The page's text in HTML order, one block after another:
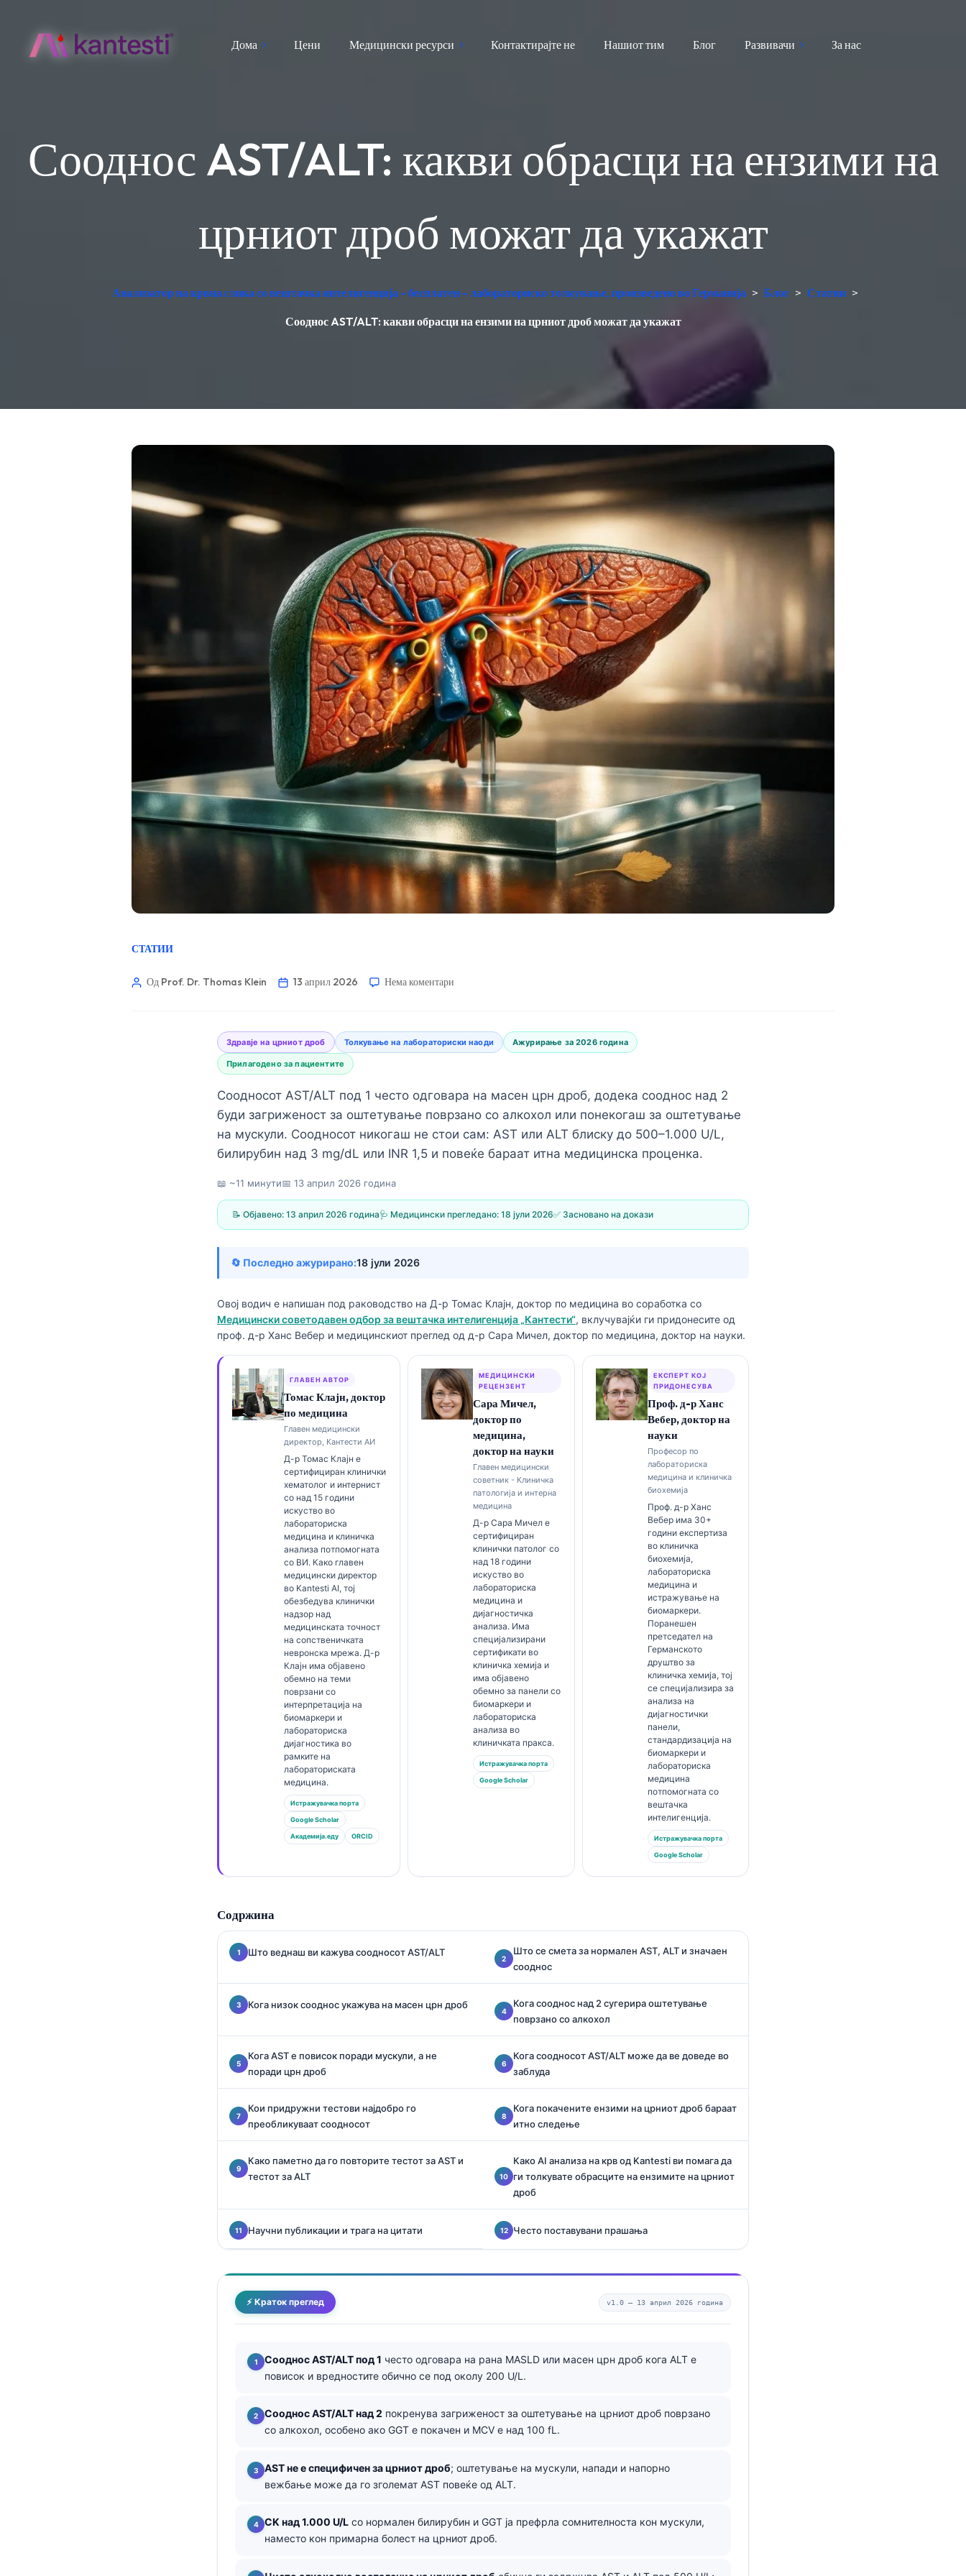
Дома Цени Медицински ресурси Контактирајте не Нашиот тим Блог Развивачи За нас
Сооднос AST/ALT: какви обрасци на ензими на
црниот дроб можат да укажат
Анализатор на крвна слика со вештачка интелигенција - бесплатен - лабораториско толкување, произведено во Германија > Блог > Статии >
Сооднос AST/ALT: какви обрасци на ензими на црниот дроб можат да укажат
СТАТИИ
Од Prof. Dr. Thomas Klein 13 април 2026 Нема коментари
Здравје на црниот дроб Толкување на лабораториски наоди Ажурирање за 2026 година
Прилагодено за пациентите
Соодносот AST/ALT под 1 често одговара на масен црн дроб, додека сооднос над 2
буди загриженост за оштетување поврзано со алкохол или понекогаш за оштетување
на мускули. Соодносот никогаш не стои сам: AST или ALT блиску до 500–1.000 U/L,
билирубин над 3 mg/dL или INR 1,5 и повеќе бараат итна медицинска проценка.
📖 ~11 минути📅 13 април 2026 година
📝 Објавено: 13 април 2026 година🩺 Медицински прегледано: 18 јули 2026✅ Засновано на докази
🔄 Последно ажурирано:18 јули 2026
Овој водич е напишан под раководство на Д-р Томас Клајн, доктор по медицина во соработка со
Медицински советодавен одбор за вештачка интелигенција „Кантести“, вклучувајќи ги придонесите од
проф. д-р Ханс Вебер и медицинскиот преглед од д-р Сара Мичел, доктор по медицина, доктор на науки.
ГЛАВЕН АВТОР
Томас Клајн, доктор
по медицина
Главен медицински
директор, Кантести АИ
Д-р Томас Клајн е
сертифициран клинички
хематолог и интернист
со над 15 години
искуство во
лабораториска
медицина и клиничка
анализа потпомогната
со ВИ. Како главен
медицински директор
во Kantesti AI, тој
обезбедува клинички
надзор над
медицинската точност
на сопственичката
невронска мрежа. Д-р
Клајн има објавено
обемно на теми
поврзани со
интерпретација на
биомаркери и
лабораториска
дијагностика во
рамките на
лабораториската
медицина.
Истражувачка порта
Google Scholar
Академија.еду ORCID
МЕДИЦИНСКИ
РЕЦЕНЗЕНТ
Сара Мичел,
доктор по
медицина,
доктор на науки
Главен медицински
советник - Клиничка
патологија и интерна
медицина
Д-р Сара Мичел е
сертифициран
клинички патолог со
над 18 години
искуство во
лабораториска
медицина и
дијагностичка
анализа. Има
специјализирани
сертификати во
клиничка хемија и
има објавено
обемно за панели со
биомаркери и
лабораториска
анализа во
клиничката пракса.
Истражувачка порта
Google Scholar
ЕКСПЕРТ КОЈ
ПРИДОНЕСУВА
Проф. д-р Ханс
Вебер, доктор на
науки
Професор по
лабораториска
медицина и клиничка
биохемија
Проф. д-р Ханс
Вебер има 30+
години експертиза
во клиничка
биохемија,
лабораториска
медицина и
истражување на
биомаркери.
Поранешен
претседател на
Германското
друштво за
клиничка хемија, тој
се специјализира за
анализа на
дијагностички
панели,
стандардизација на
биомаркери и
лабораториска
медицина
потпомогната со
вештачка
интелигенција.
Истражувачка порта
Google Scholar
Содржина
Што веднаш ви кажува соодносот AST/ALT
Што се смета за нормален AST, ALT и значаен
сооднос
Кога низок сооднос укажува на масен црн дроб
Кога сооднос над 2 сугерира оштетување
поврзано со алкохол
Кога AST е повисок поради мускули, а не
поради црн дроб
Кога соодносот AST/ALT може да ве доведе во
заблуда
Кои придружни тестови најдобро го
преобликуваат соодносот
Кога покачените ензими на црниот дроб бараат
итно следење
Како паметно да го повторите тестот за AST и
тестот за ALT
Како AI анализа на крв од Kantesti ви помага да
ги толкувате обрасците на ензимите на црниот
дроб
Научни публикации и трага на цитати Често поставувани прашања
⚡ Краток преглед v1.0 — 13 април 2026 година
Сооднос AST/ALT под 1 често одговара на рана MASLD или масен црн дроб кога ALT е
повисок и вредностите обично се под околу 200 U/L.
Сооднос AST/ALT над 2 покренува загриженост за оштетување на црниот дроб поврзано
со алкохол, особено ако GGT е покачен и MCV е над 100 fL.
AST не е специфичен за црниот дроб; оштетување на мускули, напади и напорно
вежбање може да го зголемат AST повеќе од ALT.
CK над 1.000 U/L со нормален билирубин и GGT ја префрла сомнителноста кон мускули,
наместо кон примарна болест на црниот дроб.